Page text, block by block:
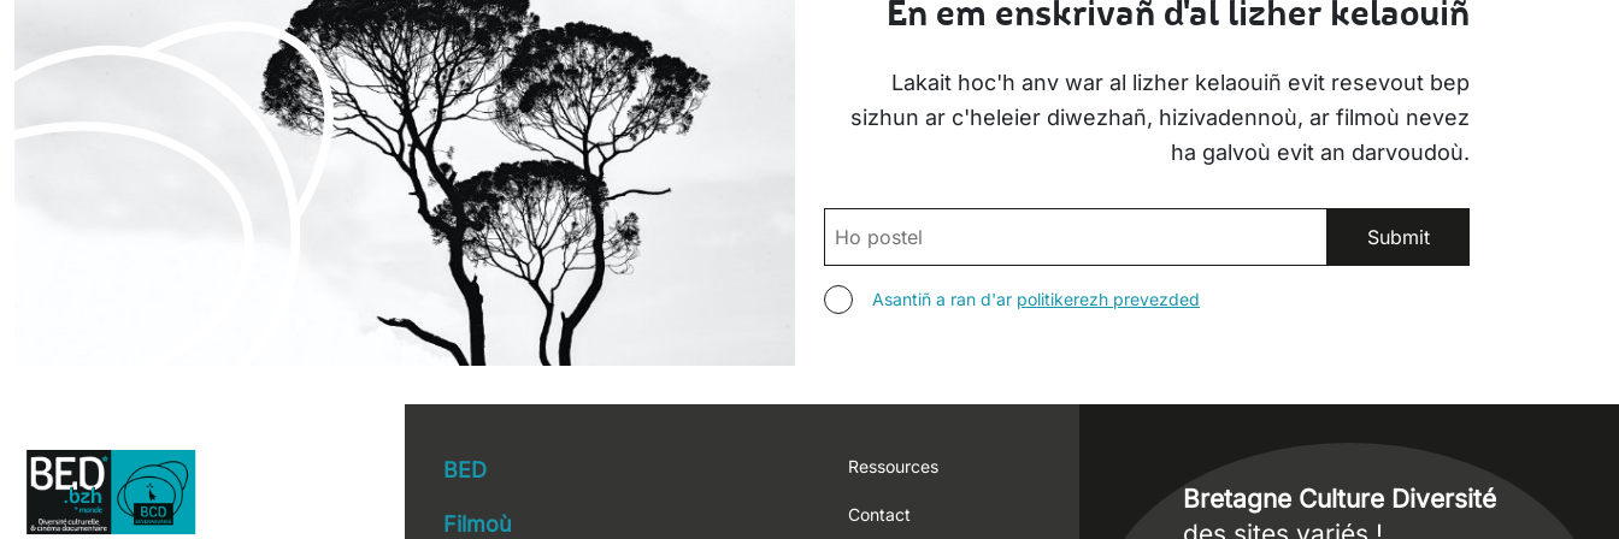
En em enskrivañ d'al lizher kelaouiñ
Lakait hoc'h anv war al lizher kelaouiñ evit resevout bep
sizhun ar c'heleier diwezhañ, hizivadennoù, ar filmoù nevez
ha galvoù evit an darvoudoù.
POSTEL
ASANTIÑAsantiñ a ran d'ar politikerezh prevezded
BED
Filmoù
Footer
Ressources
Contact
Bretagne Culture Diversité